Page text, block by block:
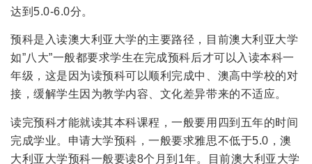
达到5.0-6.0分。
预科是入读澳大利亚大学的主要路径，目前澳大利亚大学
如”八大”一般都要求学生在完成预科后才可以入读本科一
年级，这是因为读预科可以顺利完成中、澳高中学校的对
接，缓解学生因为教学内容、文化差异带来的不适应。
读完预科才能就读其本科课程，一般要用四到五年的时间
完成学业。申请大学预科，一般要求雅思不低于5.0，澳
大利亚大学预科一般要读8个月到1年。目前澳大利亚大学